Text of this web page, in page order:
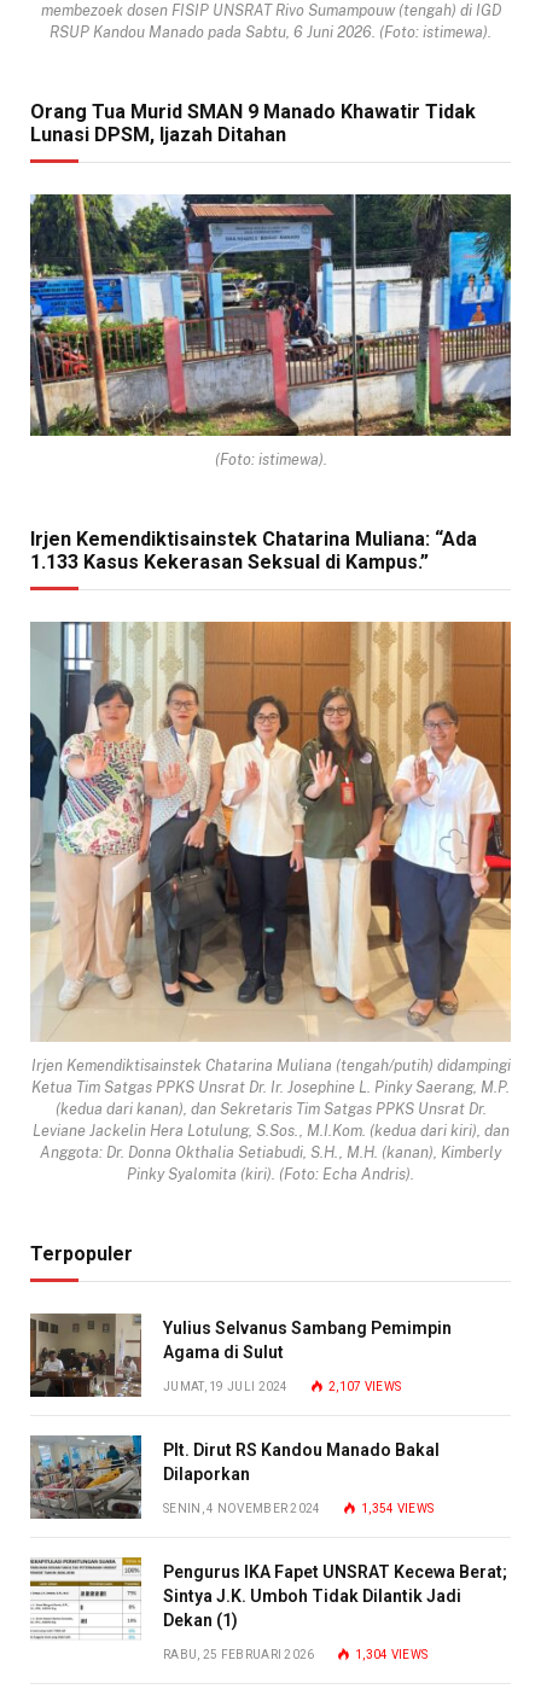
membezoek dosen FISIP UNSRAT Rivo Sumampouw (tengah) di IGD
RSUP Kandou Manado pada Sabtu, 6 Juni 2026. (Foto: istimewa).
Orang Tua Murid SMAN 9 Manado Khawatir Tidak
Lunasi DPSM, Ijazah Ditahan
(Foto: istimewa).
Irjen Kemendiktisainstek Chatarina Muliana: “Ada
1.133 Kasus Kekerasan Seksual di Kampus.”
Irjen Kemendiktisainstek Chatarina Muliana (tengah/putih) didampingi
Ketua Tim Satgas PPKS Unsrat Dr. Ir. Josephine L. Pinky Saerang, M.P.
(kedua dari kanan), dan Sekretaris Tim Satgas PPKS Unsrat Dr.
Leviane Jackelin Hera Lotulung, S.Sos., M.I.Kom. (kedua dari kiri), dan
Anggota: Dr. Donna Okthalia Setiabudi, S.H., M.H. (kanan), Kimberly
Pinky Syalomita (kiri). (Foto: Echa Andris).
Terpopuler
Yulius Selvanus Sambang Pemimpin
Agama di Sulut
JUMAT, 19 JULI 2024 2,107 VIEWS
Plt. Dirut RS Kandou Manado Bakal
Dilaporkan
SENIN, 4 NOVEMBER 2024 1,354 VIEWS
Pengurus IKA Fapet UNSRAT Kecewa Berat;
Sintya J.K. Umboh Tidak Dilantik Jadi
Dekan (1)
RABU, 25 FEBRUARI 2026 1,304 VIEWS